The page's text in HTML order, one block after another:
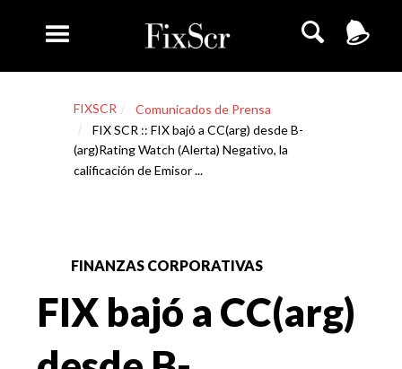
FIXSCR
Comunicados de Prensa
FIX SCR :: FIX bajó a CC(arg) desde B-
(arg)Rating Watch (Alerta) Negativo, la
calificación de Emisor ...
FINANZAS CORPORATIVAS
FIX bajó a CC(arg)